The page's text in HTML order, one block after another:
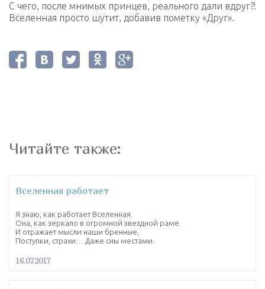
С чего, после мнимых принцев, реального дали вдруг?!
Вселенная просто шутит, добавив пометку «Друг».
Читайте также:
Вселенная работает
Я знаю, как работает Вселенная.
Она, как зеркало в огромной звездной раме.
И отражает мысли наши бренные,
Поступки, страхи… Даже сны местами.
16.07.2017